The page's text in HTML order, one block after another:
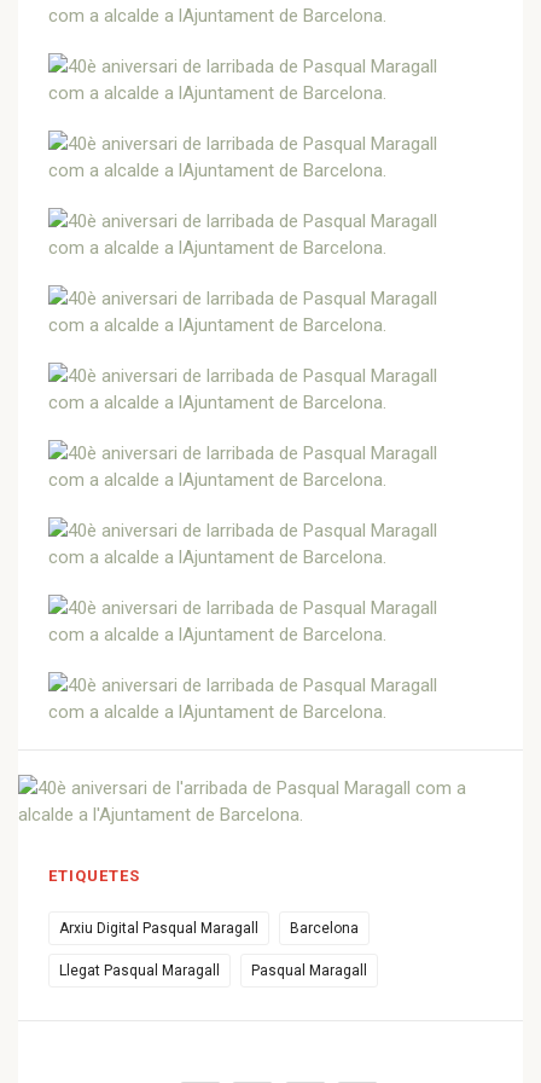
ETIQUETES
Arxiu Digital Pasqual Maragall Barcelona
Llegat Pasqual Maragall Pasqual Maragall